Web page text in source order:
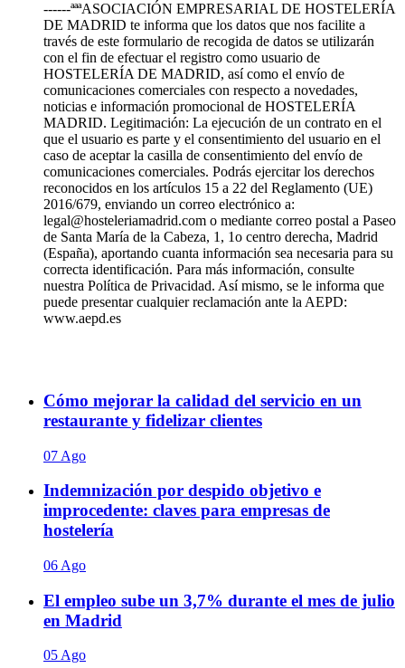
------ªªªASOCIACIÓN EMPRESARIAL DE HOSTELERÍA
DE MADRID te informa que los datos que nos facilite a
través de este formulario de recogida de datos se utilizarán
con el fin de efectuar el registro como usuario de
HOSTELERÍA DE MADRID, así como el envío de
comunicaciones comerciales con respecto a novedades,
noticias e información promocional de HOSTELERÍA
MADRID. Legitimación: La ejecución de un contrato en el
que el usuario es parte y el consentimiento del usuario en el
caso de aceptar la casilla de consentimiento del envío de
comunicaciones comerciales. Podrás ejercitar los derechos
reconocidos en los artículos 15 a 22 del Reglamento (UE)
2016/679, enviando un correo electrónico a:
legal@hosteleriamadrid.com o mediante correo postal a Paseo
de Santa María de la Cabeza, 1, 1o centro derecha, Madrid
(España), aportando cuanta información sea necesaria para su
correcta identificación. Para más información, consulte
nuestra Política de Privacidad. Así mismo, se le informa que
puede presentar cualquier reclamación ante la AEPD:
www.aepd.es
Cómo mejorar la calidad del servicio en un
restaurante y fidelizar clientes
07 Ago
Indemnización por despido objetivo e
improcedente: claves para empresas de
hostelería
06 Ago
El empleo sube un 3,7% durante el mes de julio
en Madrid
05 Ago